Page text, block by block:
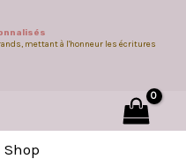
mettant à l'honneur les écritures
Shop